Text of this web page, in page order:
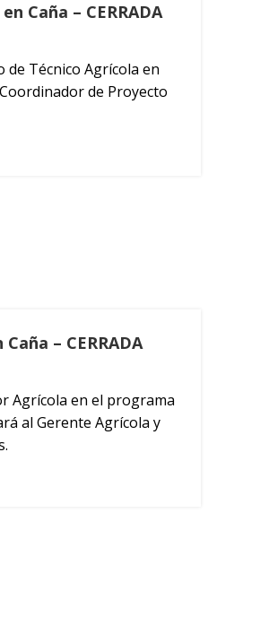
Caña – CERRADA
Técnico Agrícola en
de Proyecto
– CERRADA
Agrícola en el programa
al Gerente Agrícola y